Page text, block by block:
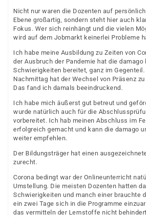
Nicht nur waren die Dozenten auf
Ebene großartig, sondern steht hier auch
Fokus. Wer sich reinhängt und die vielen
wird auf dem Jobmarkt keinerlei Probleme
Ich habe meine Ausbildung zu Zeiten von
der Ausbruch der Pandemie hat die damago
Schwierigkeiten bereitet, ganz im Gegenteil.
Nachmittag hat der Wechsel von Präsenz
Das fand ich damals beeindruckend.
Ich habe mich äußerst gut betreut und
wurde natürlich auch für die
vorbereitet. Ich hab meinen Abschluss im
erfolgreich gemacht und kann die damago
weiter empfehlen.
Der Bildungsträger hat einen
zurecht.
Corona bedingt war der Onlineunterricht
Umstellung. Die meisten Dozenten hatten
Schwierigkeiten und manch einer brauchte
ein zwei Tage sich in die Programme
das vermitteln der Lernstoffe nicht